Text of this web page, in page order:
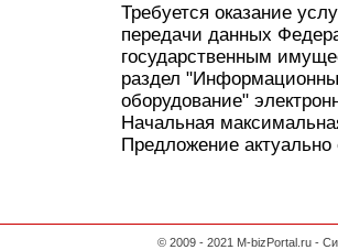
Требуется оказание
передачи данных
государственным
раздел
оборудование"
Начальная
Предложение
© 2009 - 2021 M-bizPortal.ru -